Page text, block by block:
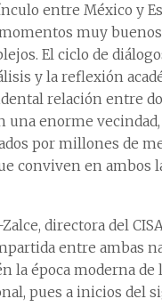
entre México y
muy
El ciclo de
y la reflexión
relación entre
una enorme
por millones de
conviven en ambos
directora del
entre ambas
la época moderna de
pues a inicios del